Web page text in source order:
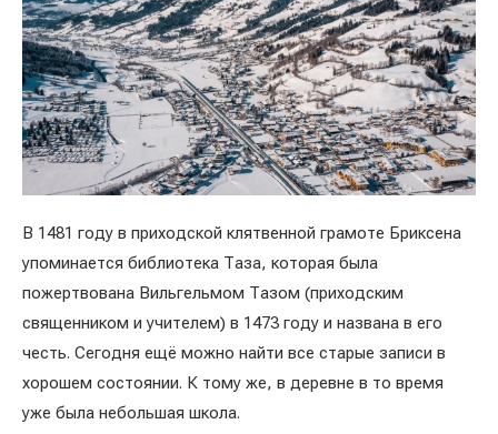
В 1481 году в приходской клятвенной грамоте Бриксена
упоминается библиотека Таза, которая была
пожертвована Вильгельмом Тазом (приходским
священником и учителем) в 1473 году и названа в его
честь. Сегодня ещё можно найти все старые записи в
хорошем состоянии. К тому же, в деревне в то время
уже была небольшая школа.